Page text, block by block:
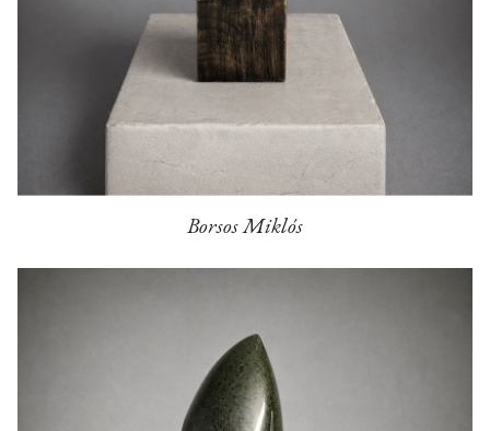
Borsos Miklós